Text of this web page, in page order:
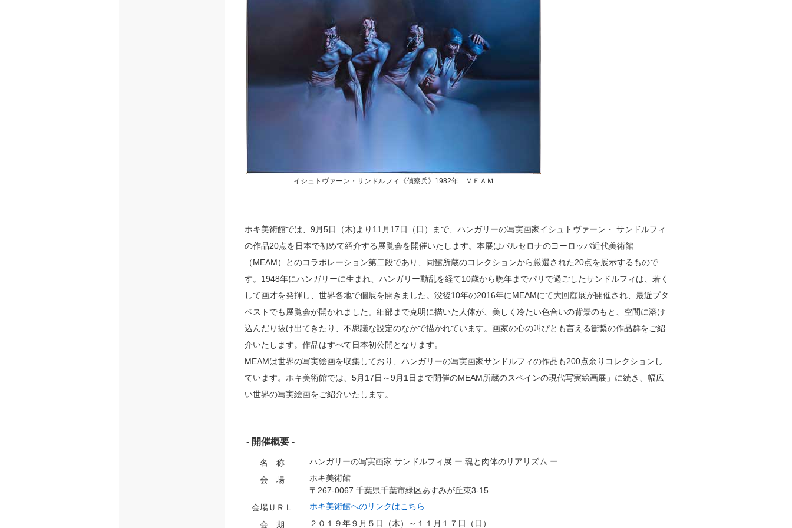
イシュトヴァーン・サンドルフィ《偵察兵》1982年 ＭＥＡＭ
ホキ美術館では、9月5日（木)より11月17日（日）まで、ハンガリーの写実画家イシュトヴァーン・ サンドルフィ
の作品20点を日本で初めて紹介する展覧会を開催いたします。本展はバルセロナのヨーロッバ近代美術館
（MEAM）とのコラボレーション第二段であり、同館所蔵のコレクションから厳選された20点を展示するもので
す。1948年にハンガリーに生まれ、ハンガリー動乱を経て10歳から晩年までパリで過ごしたサンドルフィは、若く
して画才を発揮し、世界各地で個展を開きました。没後10年の2016年にMEAMにて大回顧展が開催され、最近プタ
ベストでも展覧会が開かれました。細部まで克明に描いた人体が、美しく冷たい色合いの背景のもと、空間に溶け
込んだり抜け出てきたり、不思議な設定のなかで描かれています。画家の心の叫ぴとも言える衝繋の作品群をご紹
介いたします。作品はすべて日本初公開となります。
MEAMは世界の写実絵画を収集しており、ハンガリーの写実画家サンドルフィの作品も200点余りコレクションし
ています。ホキ美術館では、5月17日～9月1日まで開催のMEAM所蔵のスペインの現代写実絵画展」に続き、幅広
い世界の写実絵画をご紹介いたします。
- 開催概要 -
名 称
ハンガリーの写実画家 サンドルフィ展 ー 魂と肉体のリアリズム ー
会 場
ホキ美術館
〒267-0067 千葉県千葉市緑区あすみが丘東3-15
会場ＵＲＬ
ホキ美術館へのリンクはこちら
会 期
２０１９年９月５日（木）～１１月１７日（日）